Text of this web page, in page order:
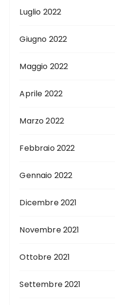
Luglio 2022
Giugno 2022
Maggio 2022
Aprile 2022
Marzo 2022
Febbraio 2022
Gennaio 2022
Dicembre 2021
Novembre 2021
Ottobre 2021
Settembre 2021